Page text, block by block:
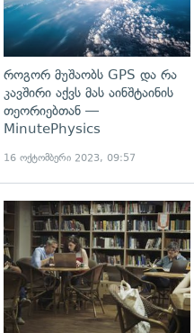
როგორ მუშაობს GPS და რა
კავშირი აქვს მას აინშტაინის
თეორიებთან —
MinutePhysics
16 ოქტომბერი 2023, 09:57
გადახედვა